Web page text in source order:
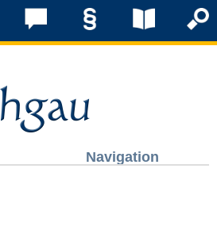
Navigation